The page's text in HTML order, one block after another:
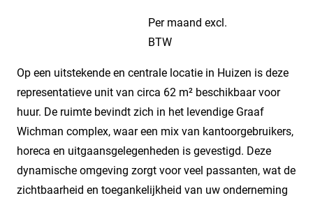
Per maand excl.
BTW
Op een uitstekende en centrale locatie in Huizen is deze
representatieve unit van circa 62 m² beschikbaar voor
huur. De ruimte bevindt zich in het levendige Graaf
Wichman complex, waar een mix van kantoorgebruikers,
horeca en uitgaansgelegenheden is gevestigd. Deze
dynamische omgeving zorgt voor veel passanten, wat de
zichtbaarheid en toegankelijkheid van uw onderneming